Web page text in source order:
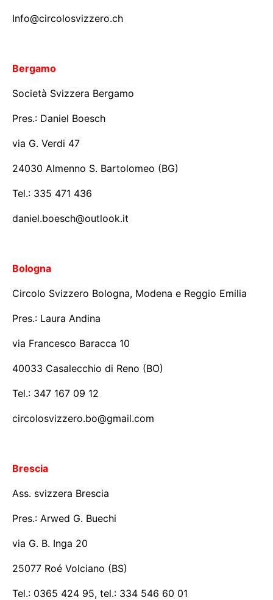
Info@circolosvizzero.ch
Bergamo
Società Svizzera Bergamo
Pres.: Daniel Boesch
via G. Verdi 47
24030 Almenno S. Bartolomeo (BG)
Tel.: 335 471 436
daniel.boesch@outlook.it
Bologna
Circolo Svizzero Bologna, Modena e Reggio Emilia
Pres.: Laura Andina
via Francesco Baracca 10
40033 Casalecchio di Reno (BO)
Tel.: 347 167 09 12
circolosvizzero.bo@gmail.com
Brescia
Ass. svizzera Brescia
Pres.: Arwed G. Buechi
via G. B. Inga 20
25077 Roé Volciano (BS)
Tel.: 0365 424 95, tel.: 334 546 60 01